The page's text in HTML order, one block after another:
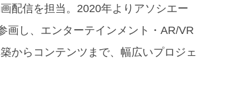
配信を担当。2020年よりアソシエー
画し、エンターテインメント・AR/VR
からコンテンツまで、幅広いプロジェ